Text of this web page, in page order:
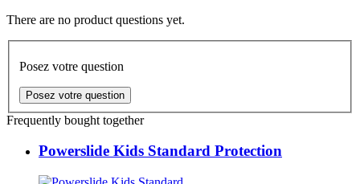
There are no product questions yet.
Posez votre question
Posez votre question
Frequently bought together
Powerslide Kids Standard Protection